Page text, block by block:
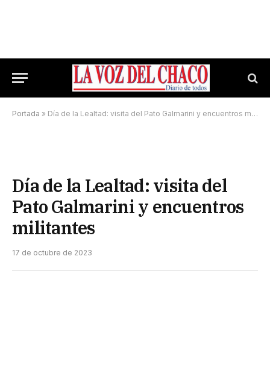
Portada » Día de la Lealtad: visita del Pato Galmarini y encuentros militantes
Día de la Lealtad: visita del
Pato Galmarini y encuentros
militantes
17 de octubre de 2023